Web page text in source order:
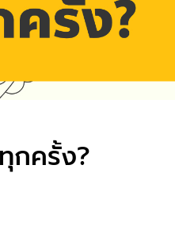
กครั้ง?